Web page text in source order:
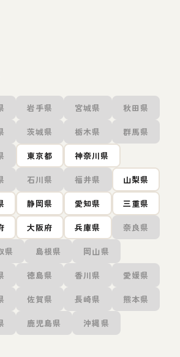
岩手県 宮城県 秋田県
茨城県 栃木県 群馬県
東京都 神奈川県
石川県 福井県 山梨県
静岡県 愛知県 三重県
大阪府 兵庫県 奈良県
県 島根県 岡山県
徳島県 香川県 愛媛県
佐賀県 長崎県 熊本県
鹿児島県 沖縄県